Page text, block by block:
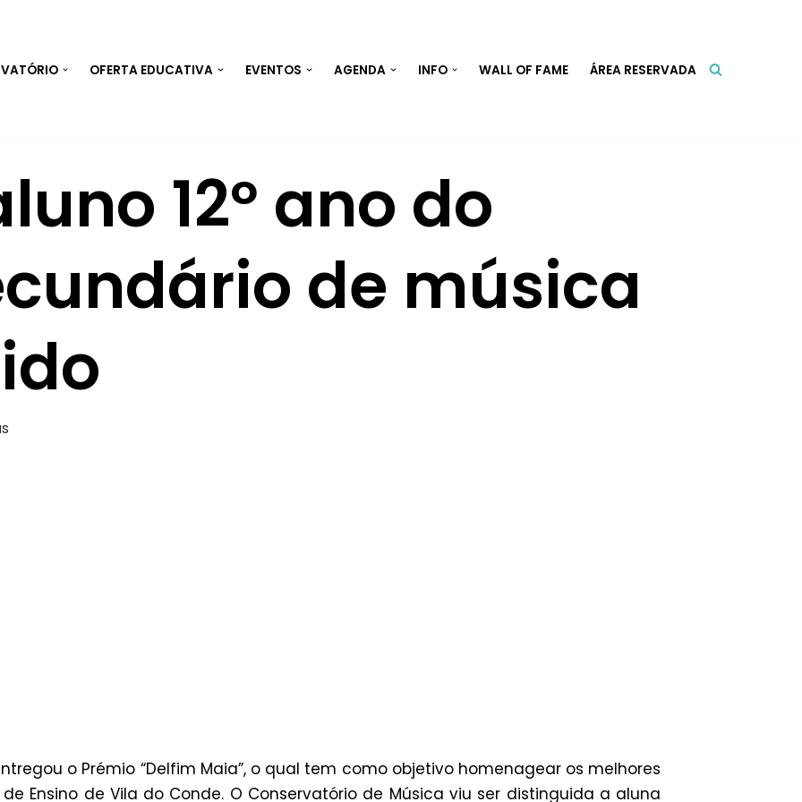
OFERTA EDUCATIVA EVENTOS AGENDA INFO WALL OF FAME ÁREA RESERVADA
12º ano do
de música
o Prémio “Delfim Maia”, o qual tem como objetivo homenagear os melhores
Ensino de Vila do Conde. O Conservatório de Música viu ser distinguida a aluna